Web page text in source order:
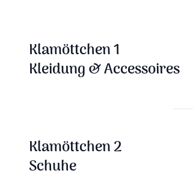
Klamöttchen 1
Kleidung & Accessoires
Klamöttchen 2
Schuhe